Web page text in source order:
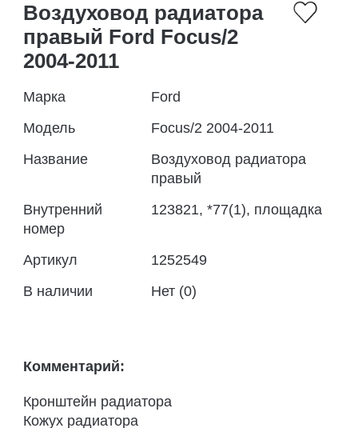
Воздуховод радиатора
правый Ford Focus/2
2004-2011
Марка
Ford
Модель
Focus/2 2004-2011
Название
Воздуховод радиатора
правый
Внутренний
номер
123821, *77(1), площадка
Артикул
1252549
В наличии
Нет (0)
Комментарий:
Кронштейн радиатора
Кожух радиатора